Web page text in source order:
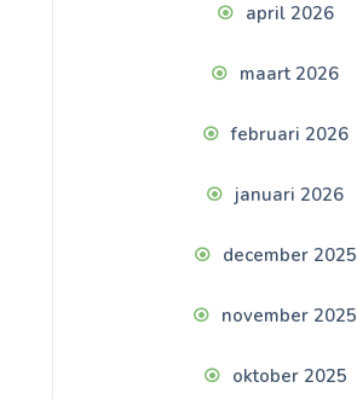
april 2026
maart 2026
februari 2026
januari 2026
december 2025
november 2025
oktober 2025